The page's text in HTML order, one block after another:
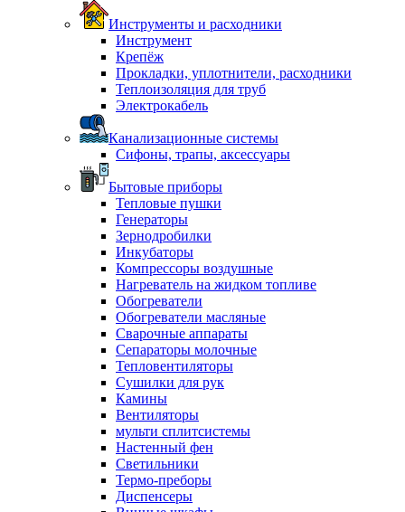
Инструменты и расходники
Инструмент
Крепёж
Прокладки, уплотнители, расходники
Теплоизоляция для труб
Электрокабель
Канализационные системы
Сифоны, трапы, аксессуары
Бытовые приборы
Тепловые пушки
Генераторы
Зернодробилки
Инкубаторы
Компрессоры воздушные
Нагреватель на жидком топливе
Обогреватели
Обогреватели масляные
Сварочные аппараты
Сепараторы молочные
Тепловентиляторы
Сушилки для рук
Камины
Вентиляторы
мульти сплитсистемы
Настенный фен
Светильники
Термо-преборы
Диспенсеры